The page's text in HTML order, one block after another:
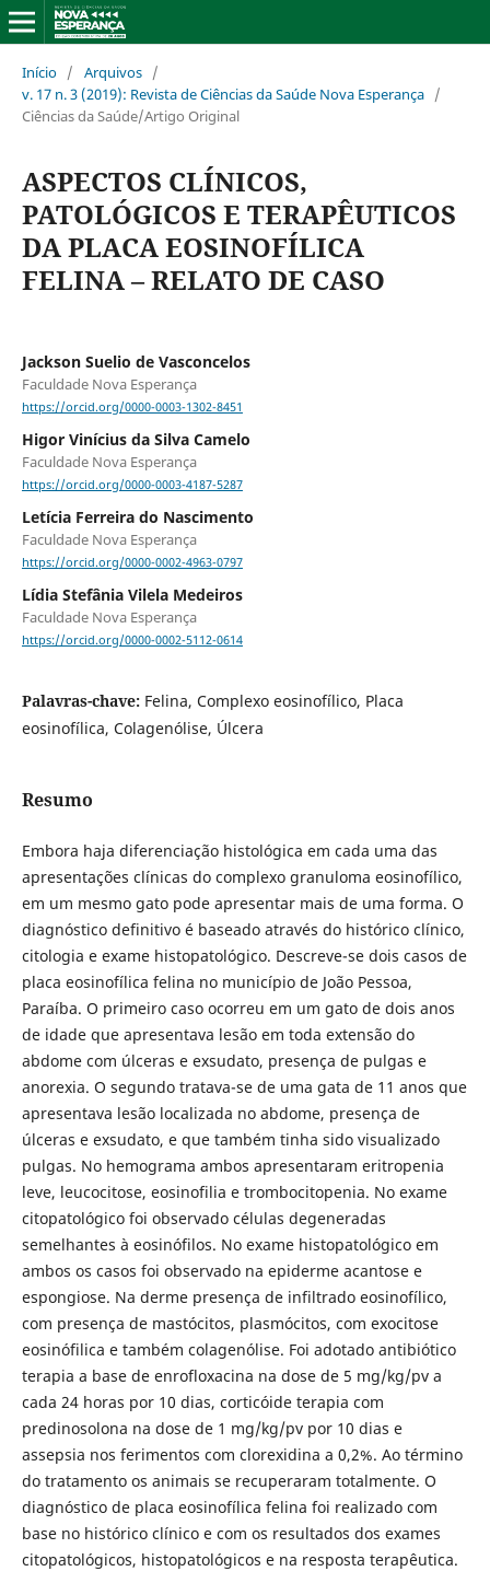
Início / Arquivos /
v. 17 n. 3 (2019): Revista de Ciências da Saúde Nova Esperança /
Ciências da Saúde/Artigo Original
ASPECTOS CLÍNICOS,
PATOLÓGICOS E TERAPÊUTICOS
DA PLACA EOSINOFÍLICA
FELINA – RELATO DE CASO
Jackson Suelio de Vasconcelos
Faculdade Nova Esperança
https://orcid.org/0000-0003-1302-8451
Higor Vinícius da Silva Camelo
Faculdade Nova Esperança
https://orcid.org/0000-0003-4187-5287
Letícia Ferreira do Nascimento
Faculdade Nova Esperança
https://orcid.org/0000-0002-4963-0797
Lídia Stefânia Vilela Medeiros
Faculdade Nova Esperança
https://orcid.org/0000-0002-5112-0614
Palavras-chave: Felina, Complexo eosinofílico, Placa
eosinofílica, Colagenólise, Úlcera
Resumo
Embora haja diferenciação histológica em cada uma das
apresentações clínicas do complexo granuloma eosinofílico,
em um mesmo gato pode apresentar mais de uma forma. O
diagnóstico definitivo é baseado através do histórico clínico,
citologia e exame histopatológico. Descreve-se dois casos de
placa eosinofílica felina no município de João Pessoa,
Paraíba. O primeiro caso ocorreu em um gato de dois anos
de idade que apresentava lesão em toda extensão do
abdome com úlceras e exsudato, presença de pulgas e
anorexia. O segundo tratava-se de uma gata de 11 anos que
apresentava lesão localizada no abdome, presença de
úlceras e exsudato, e que também tinha sido visualizado
pulgas. No hemograma ambos apresentaram eritropenia
leve, leucocitose, eosinofilia e trombocitopenia. No exame
citopatológico foi observado células degeneradas
semelhantes à eosinófilos. No exame histopatológico em
ambos os casos foi observado na epiderme acantose e
espongiose. Na derme presença de infiltrado eosinofílico,
com presença de mastócitos, plasmócitos, com exocitose
eosinófilica e também colagenólise. Foi adotado antibiótico
terapia a base de enrofloxacina na dose de 5 mg/kg/pv a
cada 24 horas por 10 dias, corticóide terapia com
predinosolona na dose de 1 mg/kg/pv por 10 dias e
assepsia nos ferimentos com clorexidina a 0,2%. Ao término
do tratamento os animais se recuperaram totalmente. O
diagnóstico de placa eosinofílica felina foi realizado com
base no histórico clínico e com os resultados dos exames
citopatológicos, histopatológicos e na resposta terapêutica.